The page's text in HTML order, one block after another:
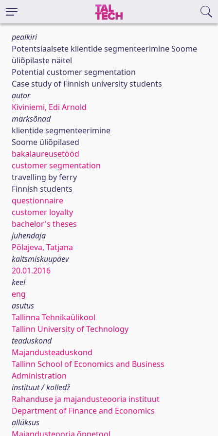
pealkiri
Potentsiaalsete klientide segmenteerimine Soome
üliõpilaste näitel
Potential customer segmentation
Case study of Finnish university students
autor
Kiviniemi, Edi Arnold
märksõnad
klientide segmenteerimine
Soome üliõpilased
bakalaureusetööd
customer segmentation
travelling by ferry
Finnish students
questionnaire
customer loyalty
bachelor's theses
juhendaja
Põlajeva, Tatjana
kaitsmiskuupäev
20.01.2016
keel
eng
asutus
Tallinna Tehnikaülikool
Tallinn University of Technology
teaduskond
Majandusteaduskond
Tallinn School of Economics and Business
Administration
instituut / kolledž
Rahanduse ja majandusteooria instituut
Department of Finance and Economics
allüksus